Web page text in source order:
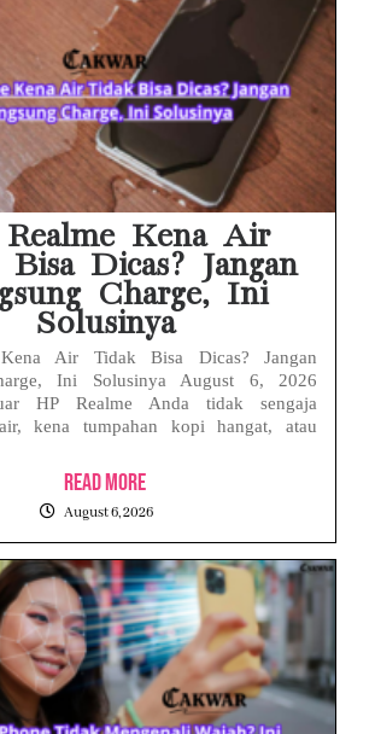
Kena Air
Dicas? Jangan
Charge, Ini
Solusinya
Air Tidak Bisa Dicas? Jangan
Ini Solusinya August 6, 2026
HP Realme Anda tidak sengaja
kena tumpahan kopi hangat, atau
Read More
August 6, 2026